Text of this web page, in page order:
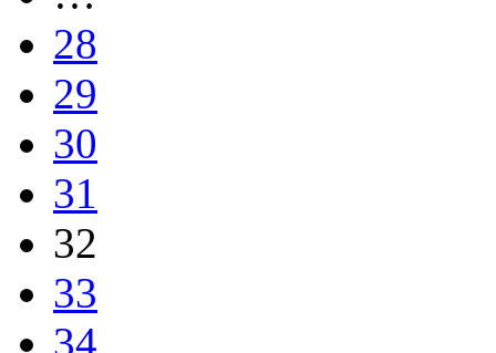
28
29
30
31
32
33
34